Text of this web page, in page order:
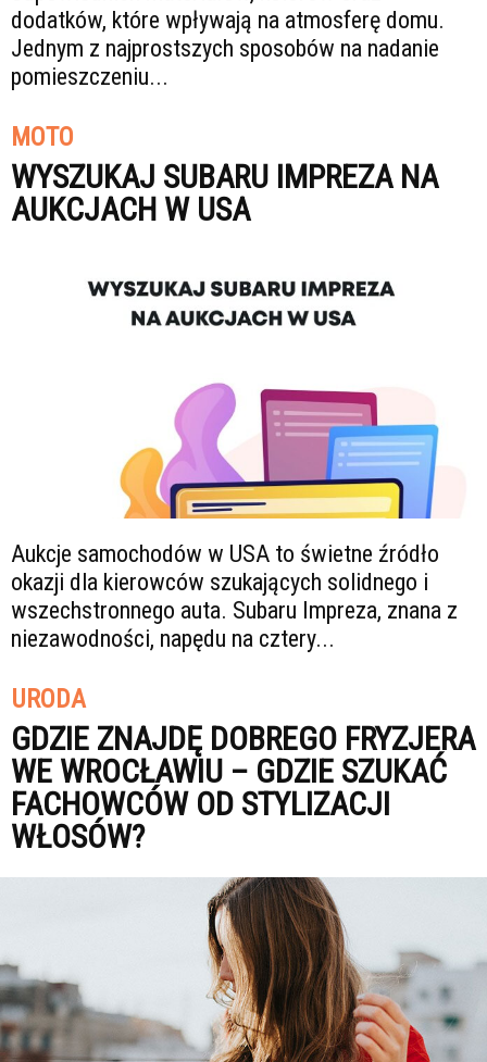
dodatków, które wpływają na atmosferę domu.
Jednym z najprostszych sposobów na nadanie
pomieszczeniu...
MOTO
WYSZUKAJ SUBARU IMPREZA NA
AUKCJACH W USA
Aukcje samochodów w USA to świetne źródło
okazji dla kierowców szukających solidnego i
wszechstronnego auta. Subaru Impreza, znana z
niezawodności, napędu na cztery...
URODA
GDZIE ZNAJDĘ DOBREGO FRYZJERA
WE WROCŁAWIU – GDZIE SZUKAĆ
FACHOWCÓW OD STYLIZACJI
WŁOSÓW?